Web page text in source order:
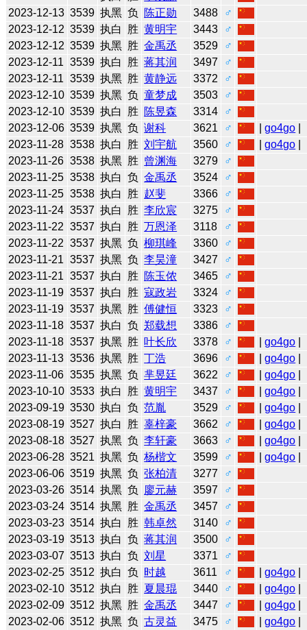
2023-12-13 3539 执黑 负 陈正勋 3488
♂
2023-12-12 3539 执白 胜 黄明宇 3443
♂
2023-12-12 3539 执黑 胜 金禹丞 3529
♂
2023-12-11 3539 执白 胜 蒋其润 3497
♂
2023-12-11 3539 执黑 胜 黄静远 3372
♂
2023-12-10 3539 执黑 负 童梦成 3503
♂
2023-12-10 3539 执白 胜 陈昱森 3314
♂
2023-12-06 3539 执黑 负 谢科 3621 ♂ |go4go
2023-11-28 3538 执白 胜 刘宇航 3560 ♂ |go4go
2023-11-26 3538 执黑 胜 曾渊海 3279
♂
2023-11-25 3538 执白 负 金禹丞 3524
♂
2023-11-25 3538 执白 胜 赵斐 3366
♂
2023-11-24 3537 执白 胜 李欣宸 3275
♂
2023-11-22 3537 执白 胜 万恩泽 3118
♂
2023-11-22 3537 执黑 负 柳琪峰 3360
♂
2023-11-21 3537 执黑 负 李昊潼 3427
♂
2023-11-21 3537 执白 胜 陈玉侬 3465
♂
2023-11-19 3537 执白 胜 寇政岩 3324
♂
2023-11-19 3537 执黑 胜 傅健恒 3323
♂
2023-11-18 3537 执白 负 郑载想 3386
♂
2023-11-18 3537 执黑 胜 叶长欣 3378 ♂ |go4go
2023-11-13 3536 执黑 胜 丁浩 3696 ♂ |go4go
2023-11-06 3535 执黑 负 芈昱廷 3622 ♂ |go4go
2023-10-10 3533 执白 胜 黄明宇 3437 ♂ |go4go
2023-09-19 3530 执白 负 范胤 3529 ♂ |go4go
2023-08-19 3527 执白 胜 辜梓豪 3662 ♂ |go4go
2023-08-18 3527 执黑 负 李轩豪 3663 ♂ |go4go
2023-06-28 3521 执黑 负 杨楷文 3599 ♂ |go4go
2023-06-06 3519 执黑 负 张柏清 3277
♂
2023-03-26 3514 执黑 负 廖元赫 3597
♂
2023-03-24 3514 执黑 胜 金禹丞 3457
♂
2023-03-23 3514 执白 胜 韩卓然 3140
♂
2023-03-19 3513 执白 负 蒋其润 3500
♂
2023-03-07 3513 执白 负 刘星 3371
♂
2023-02-25 3512 执白 负 时越 3611 ♂ |go4go
2023-02-10 3512 执白 胜 夏晨琨 3440 ♂ |go4go
2023-02-09 3512 执黑 胜 金禹丞 3447 ♂ |go4go
2023-02-06 3512 执黑 负 古灵益 3475 ♂ |go4go